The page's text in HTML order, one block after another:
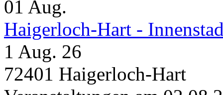
01 Aug.
Haigerloch-Hart -
1 Aug. 26
72401 Haigerloch-Hart